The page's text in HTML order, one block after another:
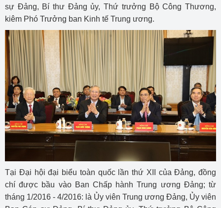
sự Đảng, Bí thư Đảng ủy, Thứ trưởng Bộ Công Thương,
kiêm Phó Trưởng ban Kinh tế Trung ương.
Tại Đại hội đại biểu toàn quốc lần thứ XII của Đảng, đồng
chí được bầu vào Ban Chấp hành Trung ương Đảng; từ
tháng 1/2016 - 4/2016: là Ủy viên Trung ương Đảng, Ủy viên